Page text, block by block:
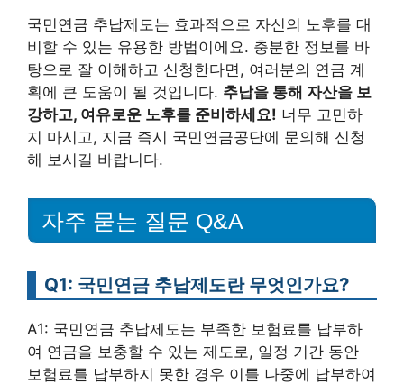
국민연금 추납제도는 효과적으로 자신의 노후를 대
비할 수 있는 유용한 방법이에요. 충분한 정보를 바
탕으로 잘 이해하고 신청한다면, 여러분의 연금 계
획에 큰 도움이 될 것입니다. 추납을 통해 자산을 보
강하고, 여유로운 노후를 준비하세요! 너무 고민하
지 마시고, 지금 즉시 국민연금공단에 문의해 신청
해 보시길 바랍니다.
자주 묻는 질문 Q&A
Q1: 국민연금 추납제도란 무엇인가요?
A1: 국민연금 추납제도는 부족한 보험료를 납부하
여 연금을 보충할 수 있는 제도로, 일정 기간 동안
보험료를 납부하지 못한 경우 이를 나중에 납부하여